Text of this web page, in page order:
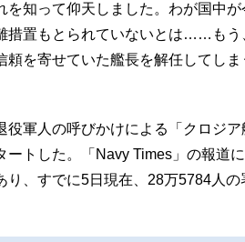
知って仰天しました。わが国中が
措置もとられていないとは……もう
を寄せていた艦長を解任してしま
軍人の呼びかけによる「クロジア
トした。「Navy Times」の報道
、すでに5日現在、28万5784人の